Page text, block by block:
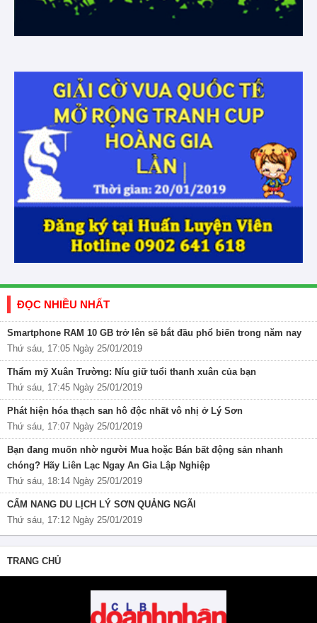
ĐỌC NHIỀU NHẤT
Smartphone RAM 10 GB trở lên sẽ bắt đầu phổ biến trong năm nay
Thứ sáu, 17:05 Ngày 25/01/2019
Thẩm mỹ Xuân Trường: Níu giữ tuổi thanh xuân của bạn
Thứ sáu, 17:45 Ngày 25/01/2019
Phát hiện hóa thạch san hô độc nhất vô nhị ở Lý Sơn
Thứ sáu, 17:07 Ngày 25/01/2019
Bạn đang muốn nhờ người Mua hoặc Bán bất động sản nhanh
chóng? Hãy Liên Lạc Ngay An Gia Lập Nghiệp
Thứ sáu, 18:14 Ngày 25/01/2019
CẨM NANG DU LỊCH LÝ SƠN QUẢNG NGÃI
Thứ sáu, 17:12 Ngày 25/01/2019
TRANG CHỦ